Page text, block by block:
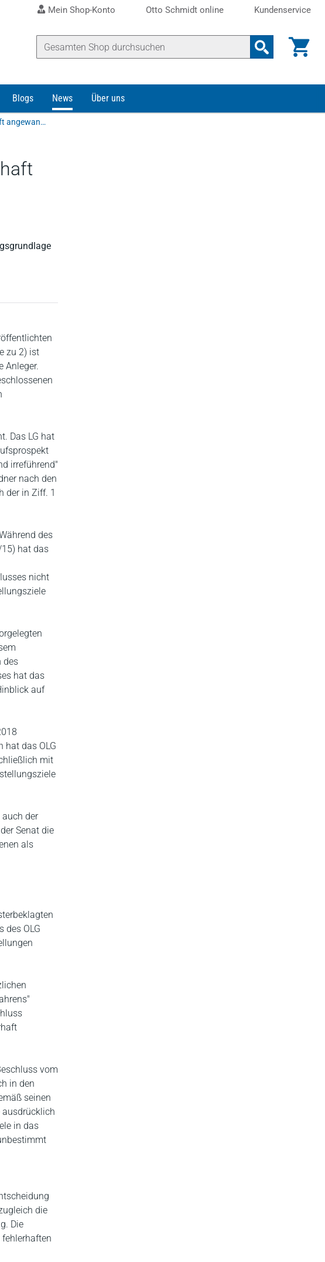
Mein Shop-Konto Otto Schmidt online Kundenservice
Blogs News Über uns
Kapitalanleger-Musterverfahren: Willkürlich fehlerhaft angewandtes Verfahrensrecht
zu 2) ist
Anleger.
Das LG hat
irreführend"
nach den
der in Ziff. 1
des
hat das
nicht
des
hat das
auf
hat das OLG
mit
der
Senat die
als
des OLG
vom
in den
seinen
ausdrücklich
in das
die
Die